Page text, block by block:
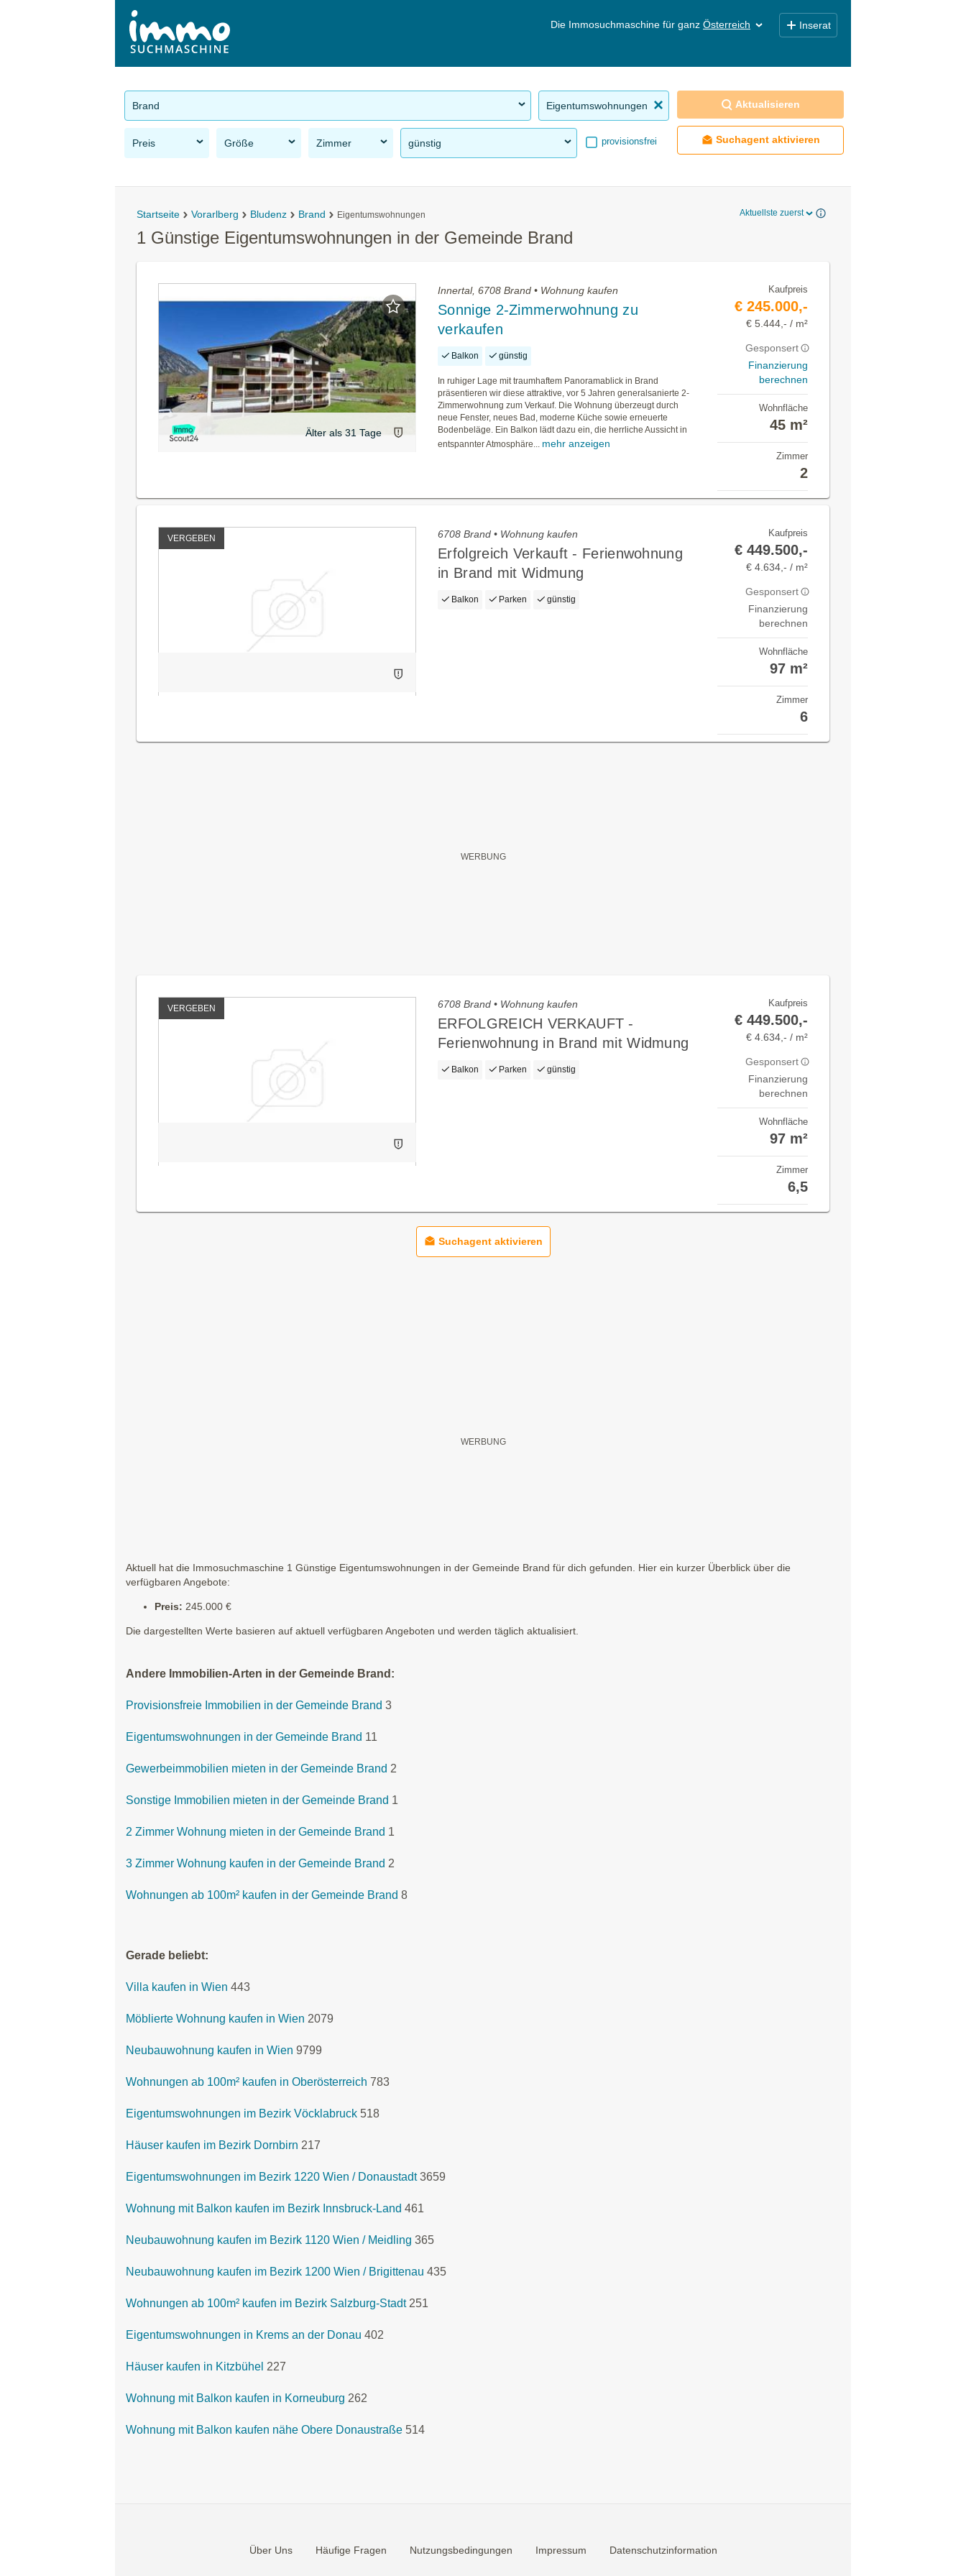
Die Immosuchmaschine für ganz Österreich Inserat
Brand Eigentumswohnungen
Preis Größe Zimmer günstig provisionsfrei
Aktualisieren
Suchagent aktivieren
Startseite Vorarlberg Bludenz Brand Eigentumswohnungen Aktuellste zuerst
1 Günstige Eigentumswohnungen in der Gemeinde Brand
Älter als 31 Tage
Innertal, 6708 Brand • Wohnung kaufen
Sonnige 2-Zimmerwohnung zu
verkaufen
Balkon günstig
In ruhiger Lage mit traumhaftem Panoramablick in Brand
präsentieren wir diese attraktive, vor 5 Jahren generalsanierte 2-
Zimmerwohnung zum Verkauf. Die Wohnung überzeugt durch
neue Fenster, neues Bad, moderne Küche sowie erneuerte
Bodenbeläge. Ein Balkon lädt dazu ein, die herrliche Aussicht in
entspannter Atmosphäre... mehr anzeigen
Kaufpreis
€ 245.000,-
€ 5.444,- / m²
Gesponsert
Finanzierung
berechnen
Wohnfläche
45 m²
Zimmer
2
VERGEBEN 6708 Brand • Wohnung kaufen
Erfolgreich Verkauft - Ferienwohnung
in Brand mit Widmung
Balkon Parken günstig
Kaufpreis
€ 449.500,-
€ 4.634,- / m²
Gesponsert
Finanzierung
berechnen
Wohnfläche
97 m²
Zimmer
6
VERGEBEN 6708 Brand • Wohnung kaufen
ERFOLGREICH VERKAUFT -
Ferienwohnung in Brand mit Widmung
Balkon Parken günstig
Kaufpreis
€ 449.500,-
€ 4.634,- / m²
Gesponsert
Finanzierung
berechnen
Wohnfläche
97 m²
Zimmer
6,5
Suchagent aktivieren
Aktuell hat die Immosuchmaschine 1 Günstige Eigentumswohnungen in der Gemeinde Brand für dich gefunden. Hier ein kurzer Überblick über die
verfügbaren Angebote:
Preis: 245.000 €
Die dargestellten Werte basieren auf aktuell verfügbaren Angeboten und werden täglich aktualisiert.
Andere Immobilien-Arten in der Gemeinde Brand:
Provisionsfreie Immobilien in der Gemeinde Brand 3
Eigentumswohnungen in der Gemeinde Brand 11
Gewerbeimmobilien mieten in der Gemeinde Brand 2
Sonstige Immobilien mieten in der Gemeinde Brand 1
2 Zimmer Wohnung mieten in der Gemeinde Brand 1
3 Zimmer Wohnung kaufen in der Gemeinde Brand 2
Wohnungen ab 100m² kaufen in der Gemeinde Brand 8
Gerade beliebt:
Villa kaufen in Wien 443
Möblierte Wohnung kaufen in Wien 2079
Neubauwohnung kaufen in Wien 9799
Wohnungen ab 100m² kaufen in Oberösterreich 783
Eigentumswohnungen im Bezirk Vöcklabruck 518
Häuser kaufen im Bezirk Dornbirn 217
Eigentumswohnungen im Bezirk 1220 Wien / Donaustadt 3659
Wohnung mit Balkon kaufen im Bezirk Innsbruck-Land 461
Neubauwohnung kaufen im Bezirk 1120 Wien / Meidling 365
Neubauwohnung kaufen im Bezirk 1200 Wien / Brigittenau 435
Wohnungen ab 100m² kaufen im Bezirk Salzburg-Stadt 251
Eigentumswohnungen in Krems an der Donau 402
Häuser kaufen in Kitzbühel 227
Wohnung mit Balkon kaufen in Korneuburg 262
Wohnung mit Balkon kaufen nähe Obere Donaustraße 514
Über Uns Häufige Fragen Nutzungsbedingungen Impressum Datenschutzinformation